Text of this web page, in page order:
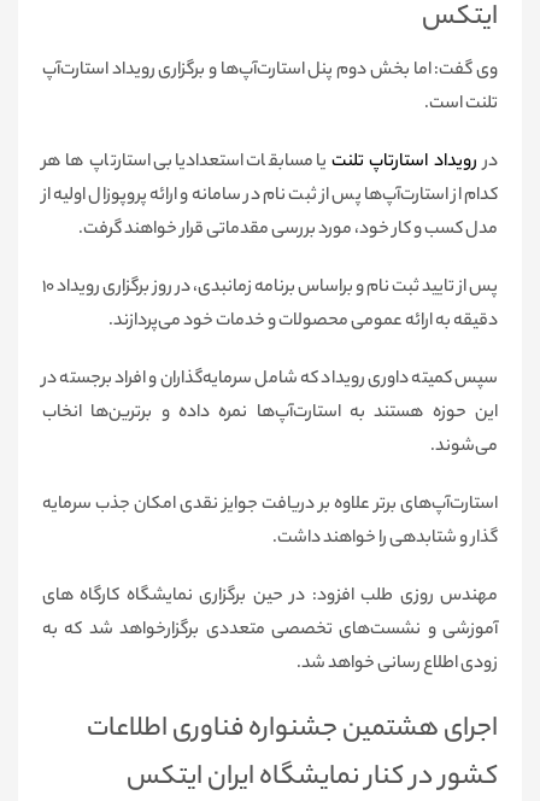
ایتکس
وی گفت: اما بخش دوم پنل استارت‌آپ‌ها و برگزاری رویداد استارت‌آپ
تلنت است.
دررویداد استارتاپ تلنت یا مسابقات استعدادیابی استارتاپ ها هر
کدام از استارت‌آپ‌ها پس از ثبت نام در سامانه و ارائه پروپوزال اولیه از
مدل کسب و کار خود، مورد بررسی مقدماتی قرار خواهند گرفت.
پس از تایید ثبت نام و براساس برنامه زمانبدی، در روز برگزاری رویداد ۱۰
دقیقه به ارائه عمومی محصولات و خدمات خود می‌پردازند.
سپس کمیته داوری رویداد که شامل سرمایه‌گذاران و افراد برجسته در
این حوزه هستند به استارت‌آپ‌ها نمره داده و برترین‌ها انخاب
می‌شوند.
استارت‌آپ‌های برتر علاوه بر دریافت جوایز نقدی امکان جذب سرمایه
گذار و شتابدهی را خواهند داشت.
مهندس روزی طلب افزود: در حین برگزاری نمایشگاه کارگاه های
آموزشی و نشست‌های تخصصی متعددی برگزارخواهد شد که به
زودی اطلاع رسانی خواهد شد.
اجرای هشتمین جشنواره فناوری اطلاعات
کشور در کنار نمایشگاه ایران ایتکس